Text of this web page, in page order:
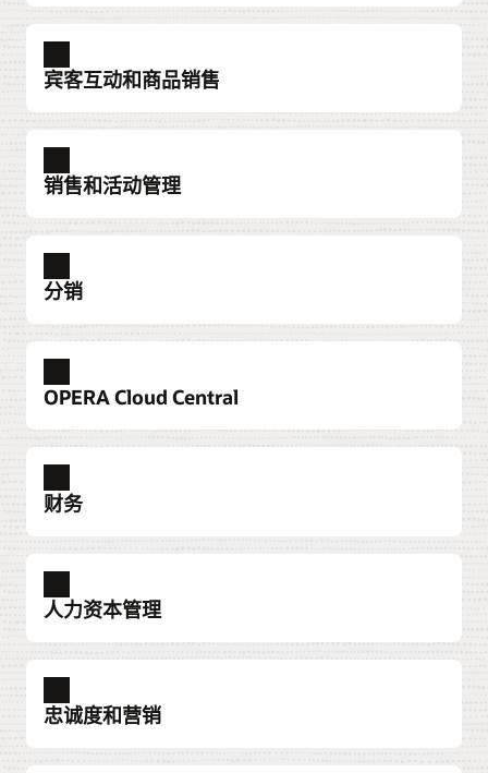
了解综合酒店管理系统 (PMS)
获取执行工作所需的所有关键信息的快照。
了解 PMS 仪表盘
宾客资料
深入了解宾客的偏好，包括他们的沟通选择、消
费习惯和营销数据，以帮助提高忠诚度并提供卓
了解宾客资料
查订比
通过直观的可用房屏幕，您可以提供符合客人需
求的价格，清楚地确定最佳价格、套餐和房型组
合，从而最大限度地增加收入并将购物者转化为
预订者。
实时业务见解
利用专为酒店业打造的简单易用的解决方案，获
得从高级指标直至单笔交易的所有数据以及特定
于酒店或集团范围的报告，从而帮助您做出明智
的决策。
了解实时业务见解
Cloud Digital Assistant
OPERA Cloud Digital Assistant 可帮助用户执行日
常任务和活动，例如房屋状态、客房管理和预
菜单产品和促销活动保持敏捷性。
了解酒店云端 POS 系统
依靠专为酒店餐厅设计的坚固、智能、时尚的
POS 硬件。
了解酒店 POS 硬件
企业菜单管理
利用 Oracle 的专业知识，提高单个地点或多个地
厨房显示系统
简化沟通和流程，提高工作效率，并管理来自餐
厅和移动平台的订单，以实现卓越的厨房绩效。
了解厨房显示系统
报告和分析
使用整合的仪表盘和报告，监视整个酒店的餐饮
业务运营情况。
付款
借助满足您需求的付款处理方案，满足运营和宾
宾客互动和商品销售
品和服务的需求。通过简单易用的门户网站或直
接在 OPERA Cloud 中管理宾客请求。
了解到达前：eStandby 升级
到达前：eXpress 升级
为酒店宾客提供最后一分钟的优质房源确认服
务，包括在第三方网站上预订的宾客。
了解到达前：eXpress 升级
移动入住手续办理：移动宾客体验
办理路径中嵌入产品与服务销售方案，从而不断
提升收入。
了解移动入住手续办理：宾客移动体验
前台：入住时的商品销售
OPERA Cloud 是业内唯一嵌入 AI 的 PMS，可为
销售和活动管理
例如日期、市场位置、已保留和已被客人选择的
客房晚数，以及相应的负责人。
了解区块
活动
您可以通过一个屏幕了解所需的所有活动相关信
账面收入。
浏览活动
您可以从中了解酒店内正在举办哪些活动、有关
这些活动的详细信息、可供预订的空间以及同一
了解功能日记
“管理资源”屏幕
分销
渠道无缝管理库存。
了解渠道管理 (PDF)
单独简化渠道的激活和管理。
了解直连来源的分销 (PDF)
费率管理
利用人工智能和机器学习技术，在适当的时机返
回合适的报价。
渠道连接市场
酒店经营者和分销合作伙伴可以借助通过 Oracle
OPERA Cloud Central
和客房情况，为宾客住宿体验增添价值，并通过
全面了解宾客偏好来提供个性化服务。
了解联系中心
集中销售工作
将实时数据转化为预留房和餐饮详细信息，提高
销售效率并帮助制定决策。
了解集中式销售
分销
财务
掌控成本并高效报告结果。
了解财务管理
在所有运营中整合财务数据，协调预算制定、预
测和盈利能力评估等关键任务。还能够缩短酒
人力资本管理
理人员，为酒店员工提供与品牌价值相符的卓越
忠诚度和营销